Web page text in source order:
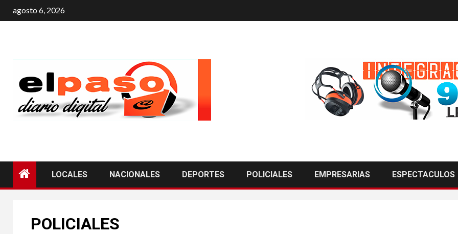
agosto 6, 2026
LOCALES NACIONALES DEPORTES POLICIALES EMPRESARIAS ESPECTACULOS
POLICIALES